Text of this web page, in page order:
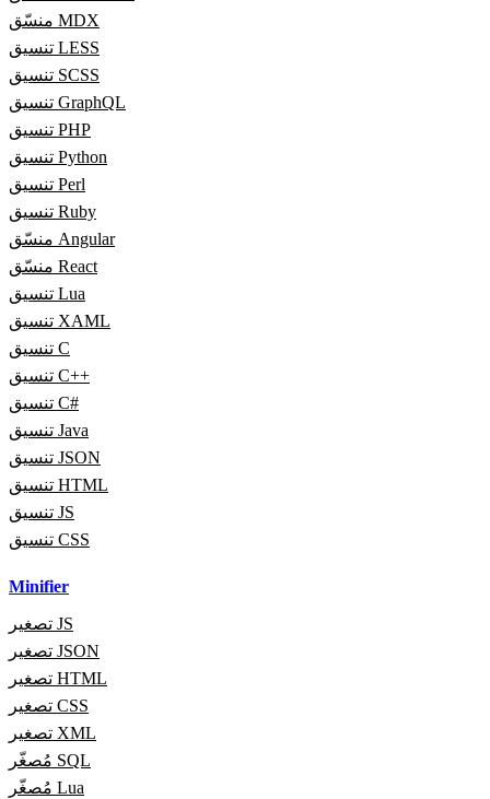
منسّق MDX
تنسيق LESS
تنسيق SCSS
تنسيق GraphQL
تنسيق PHP
تنسيق Python
تنسيق Perl
تنسيق Ruby
منسّق Angular
منسّق React
تنسيق Lua
تنسيق XAML
تنسيق C
تنسيق C++
تنسيق C#
تنسيق Java
تنسيق JSON
تنسيق HTML
تنسيق JS
تنسيق CSS
Minifier
تصغير JS
تصغير JSON
تصغير HTML
تصغير CSS
تصغير XML
مُصغّر SQL
مُصغّر Lua